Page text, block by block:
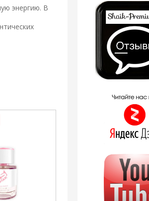
энергию. В